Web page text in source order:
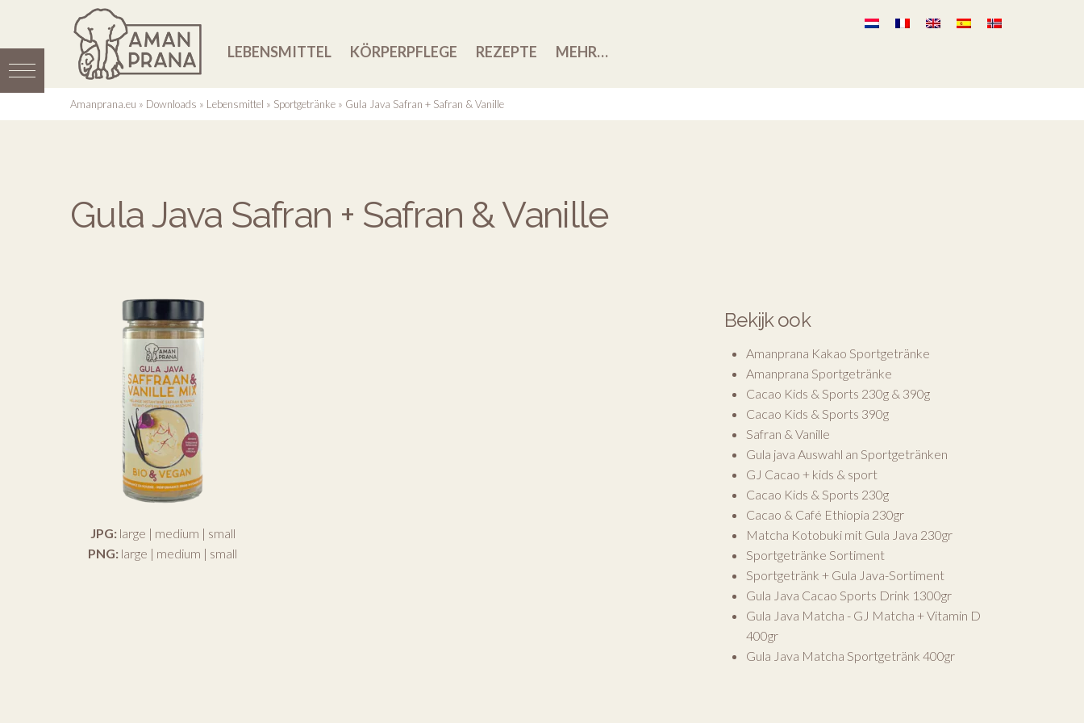
LEBENSMITTEL KÖRPERPFLEGE REZEPTE MEHR…
Amanprana.eu » Downloads » Lebensmittel » Sportgetränke » Gula Java Safran + Safran & Vanille
Gula Java Safran + Safran & Vanille
JPG: large | medium | small
PNG: large | medium | small
Bekijk ook
Amanprana Kakao Sportgetränke
Amanprana Sportgetränke
Cacao Kids & Sports 230g & 390g
Cacao Kids & Sports 390g
Safran & Vanille
Gula java Auswahl an Sportgetränken
GJ Cacao + kids & sport
Cacao Kids & Sports 230g
Cacao & Café Ethiopia 230gr
Matcha Kotobuki mit Gula Java 230gr
Sportgetränke Sortiment
Sportgetränk + Gula Java-Sortiment
Gula Java Cacao Sports Drink 1300gr
Gula Java Matcha - GJ Matcha + Vitamin D
400gr
Gula Java Matcha Sportgetränk 400gr